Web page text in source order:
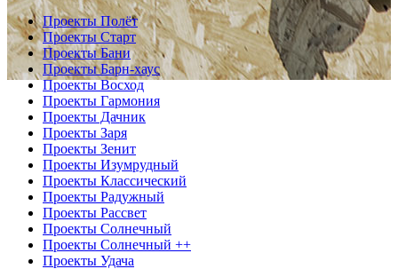
Проекты Полёт
Проекты Старт
Проекты Бани
Проекты Барн-хаус
Проекты Восход
Проекты Гармония
Проекты Дачник
Проекты Заря
Проекты Зенит
Проекты Изумрудный
Проекты Классический
Проекты Радужный
Проекты Рассвет
Проекты Солнечный
Проекты Солнечный ++
Проекты Удача